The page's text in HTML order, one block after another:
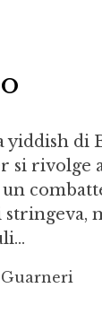
yiddish di
si rivolge
stringeva,